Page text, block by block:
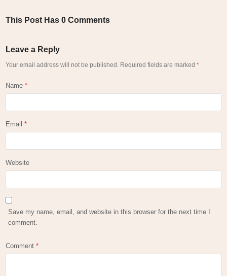
This Post Has 0 Comments
Leave a Reply
Your email address will not be published. Required fields are marked*
Name*
Email*
Website
Save my name, email, and website in this browser for the next time I
comment.
Comment*